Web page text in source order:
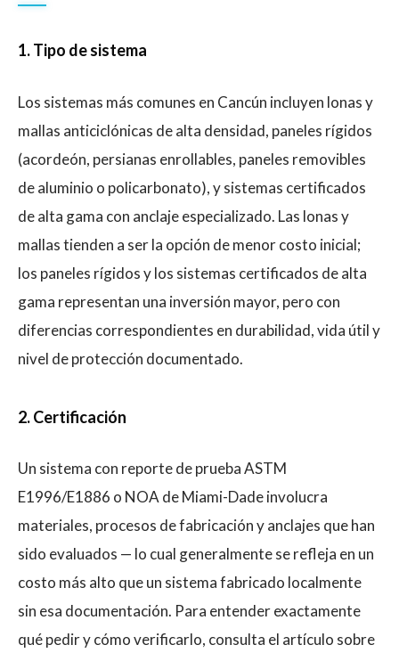
1. Tipo de sistema
Los sistemas más comunes en Cancún incluyen lonas y
mallas anticiclónicas de alta densidad, paneles rígidos
(acordeón, persianas enrollables, paneles removibles
de aluminio o policarbonato), y sistemas certificados
de alta gama con anclaje especializado. Las lonas y
mallas tienden a ser la opción de menor costo inicial;
los paneles rígidos y los sistemas certificados de alta
gama representan una inversión mayor, pero con
diferencias correspondientes en durabilidad, vida útil y
nivel de protección documentado.
2. Certificación
Un sistema con reporte de prueba ASTM
E1996/E1886 o NOA de Miami-Dade involucra
materiales, procesos de fabricación y anclajes que han
sido evaluados — lo cual generalmente se refleja en un
costo más alto que un sistema fabricado localmente
sin esa documentación. Para entender exactamente
qué pedir y cómo verificarlo, consulta el artículo sobre